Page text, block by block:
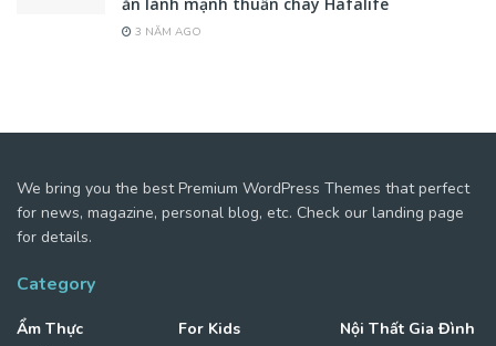
3 NĂM AGO
We bring you the best Premium WordPress Themes that perfect
for news, magazine, personal blog, etc. Check our landing page
for details.
Category
Ẩm Thực
For Kids
Nội Thất Gia Đình